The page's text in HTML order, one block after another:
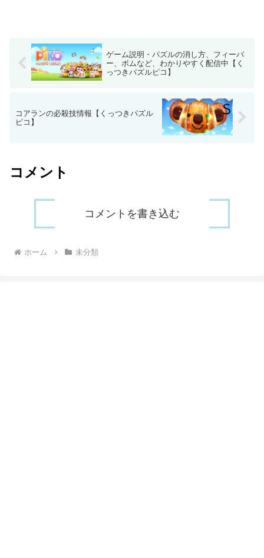
ゲーム説明・パズルの消し方、フィーバ
ー、ボムなど、わかりやすく配信中【く
っつきパズルピコ】
コアランの必殺技情報【くっつきパズル
ピコ】
コメント
コメントを書き込む
ホーム 未分類